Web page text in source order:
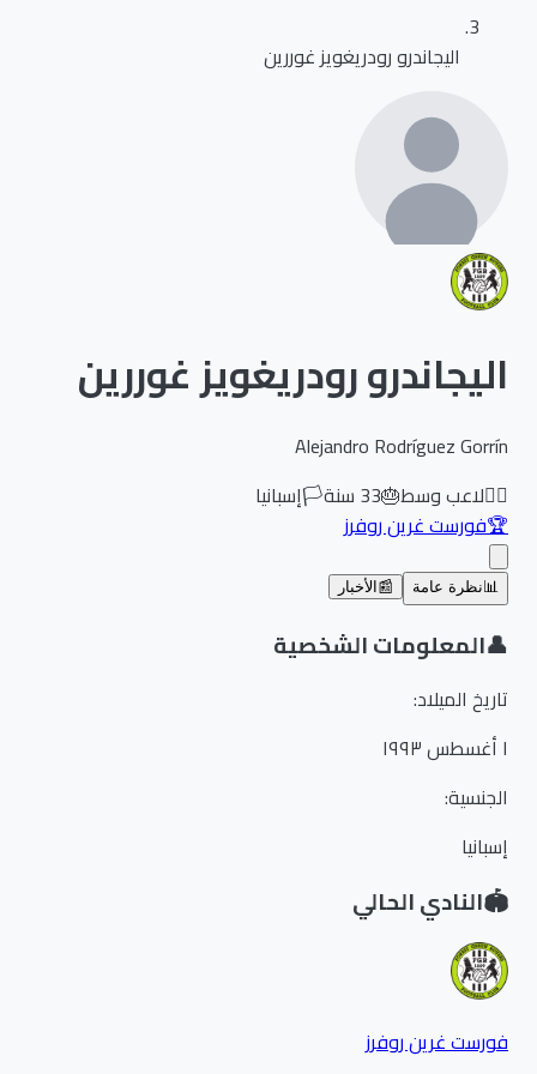
اليجاندرو رودريغويز غوررين
اليجاندرو رودريغويز غوررين
Alejandro Rodríguez Gorrín
لاعب وسط🎂
33سنة🏳️إسبانيا
فورست غرين روفرز
نظرة عامة 📰 الأخبار
المعلومات الشخصية
تاريخ الميلاد:
الجنسية:
إسبانيا
النادي الحالي
فورست غرين روفرز